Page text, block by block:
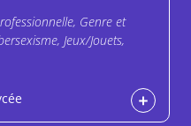
Genre et
Jeux/Jouets,